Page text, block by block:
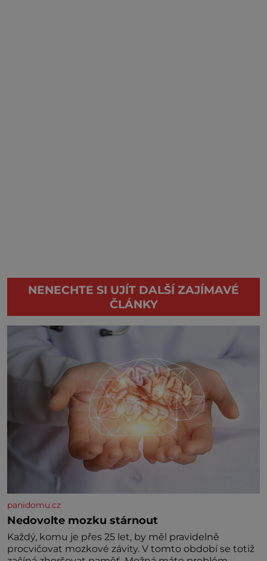
NENECHTE SI UJÍT DALŠÍ ZAJÍMAVÉ
ČLÁNKY
panidomu.cz
Nedovolte mozku stárnout
Každý, komu je přes 25 let, by měl pravidelně
procvičovat mozkové závity. V tomto období se totiž